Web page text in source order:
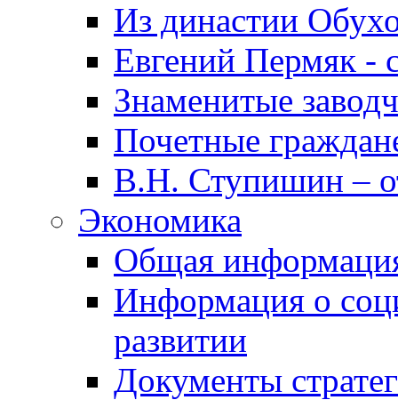
Из династии
Евгений Пермяк -
Знаменитые
Почетные
В.Н. Ступишин –
Экономика
Общая
Информация о
развитии
Документы